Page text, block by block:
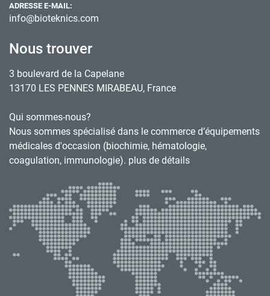
ADRESSE E-MAIL:
info@bioteknics.com
Nous trouver
3 boulevard de la Capelane
13170 LES PENNES MIRABEAU, France
Qui sommes-nous?
Nous sommes spécialisé dans le commerce d’équipements
médicales d'occasion (biochimie, hématologie,
coagulation, immunologie). plus de détails